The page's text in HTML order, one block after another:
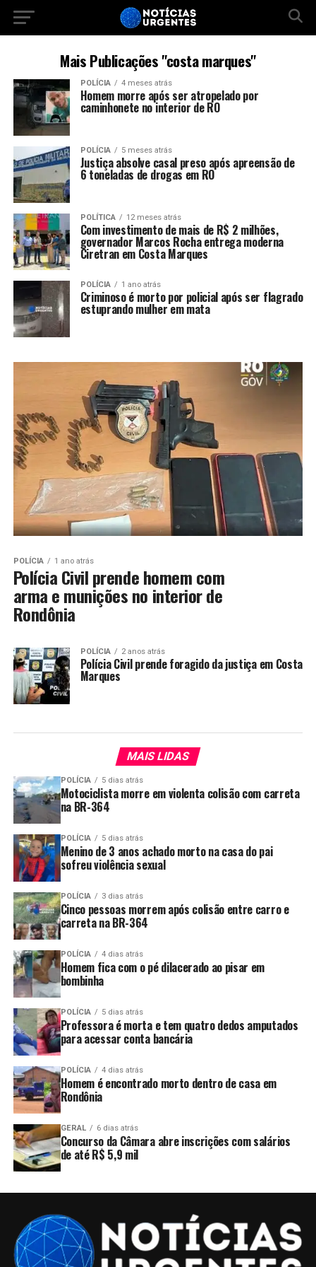
Mais Publicações "costa marques"
POLÍCIA 4 meses atrás
Homem morre após ser atropelado por
caminhonete no interior de RO
POLÍCIA 5 meses atrás
Justiça absolve casal preso após apreensão de
6 toneladas de drogas em RO
POLÍTICA 12 meses atrás
Com investimento de mais de R$ 2 milhões,
governador Marcos Rocha entrega moderna
Ciretran em Costa Marques
POLÍCIA 1 ano atrás
Criminoso é morto por policial após ser flagrado
estuprando mulher em mata
POLÍCIA 1 ano atrás
Polícia Civil prende homem com
arma e munições no interior de
Rondônia
POLÍCIA 2 anos atrás
Polícia Civil prende foragido da justiça em Costa
Marques
MAIS LIDAS
POLÍCIA 5 dias atrás
Motociclista morre em violenta colisão com carreta
na BR-364
POLÍCIA 5 dias atrás
Menino de 3 anos achado morto na casa do pai
sofreu violência sexual
POLÍCIA 3 dias atrás
Cinco pessoas morrem após colisão entre carro e
carreta na BR-364
POLÍCIA 4 dias atrás
Homem fica com o pé dilacerado ao pisar em
bombinha
POLÍCIA 5 dias atrás
Professora é morta e tem quatro dedos amputados
para acessar conta bancária
POLÍCIA 4 dias atrás
Homem é encontrado morto dentro de casa em
Rondônia
GERAL 6 dias atrás
Concurso da Câmara abre inscrições com salários
de até R$ 5,9 mil